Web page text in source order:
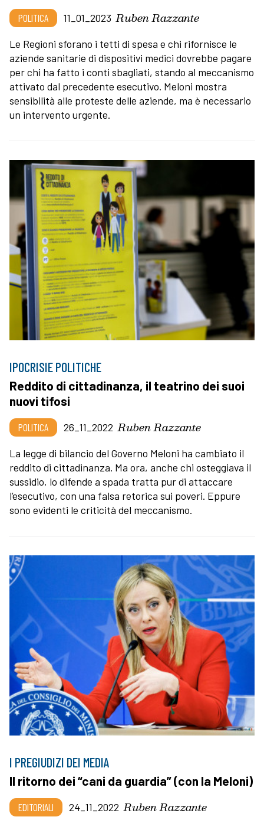
POLITICA 11_01_2023 Ruben Razzante
Le Regioni sforano i tetti di spesa e chi rifornisce le
aziende sanitarie di dispositivi medici dovrebbe pagare
per chi ha fatto i conti sbagliati, stando al meccanismo
attivato dal precedente esecutivo. Meloni mostra
sensibilità alle proteste delle aziende, ma è necessario
un intervento urgente.
IPOCRISIE POLITICHE
Reddito di cittadinanza, il teatrino dei suoi
nuovi tifosi
POLITICA 26_11_2022 Ruben Razzante
La legge di bilancio del Governo Meloni ha cambiato il
reddito di cittadinanza. Ma ora, anche chi osteggiava il
sussidio, lo difende a spada tratta pur di attaccare
l’esecutivo, con una falsa retorica sui poveri. Eppure
sono evidenti le criticità del meccanismo.
I PREGIUDIZI DEI MEDIA
Il ritorno dei “cani da guardia” (con la Meloni)
EDITORIALI 24_11_2022 Ruben Razzante